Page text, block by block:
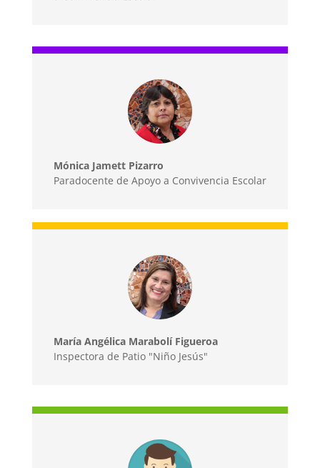
Mónica Jamett Pizarro
Paradocente de Apoyo a Convivencia Escolar
María Angélica Marabolí Figueroa
Inspectora de Patio "Niño Jesús"